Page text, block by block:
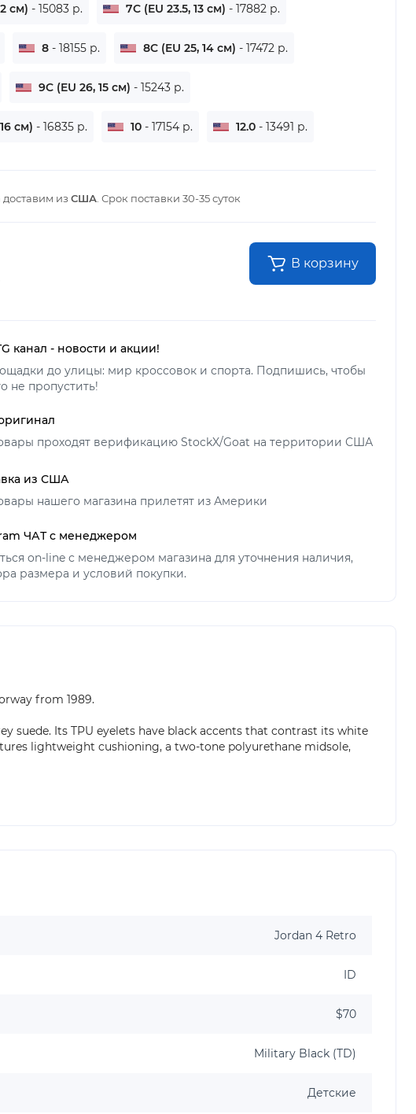
см) - 15083 р. 7C (EU 23.5, 13 см) - 17882 р.
8 - 18155 р. 8C (EU 25, 14 см) - 17472 р.
9C (EU 26, 15 см) - 15243 р.
см) - 16835 р. 10 - 17154 р. 12.0 - 13491 р.
из США . Срок поставки 30-35 суток
В корзину
канал - новости и акции!
до улицы: мир кроссовок и спорта. Подпишись, чтобы
не пропустить!
проходят верификацию StockX/Goat на территории США
из США
нашего магазина прилетят из Америки
ЧАТ с менеджером
on-line с менеджером магазина для уточнения наличия,
размера и условий покупки.
from 1989.
suede. Its TPU eyelets have black accents that contrast its white
lightweight cushioning, a two-tone polyurethane midsole,
Jordan 4 Retro
ID
$70
Military Black (TD)
Детские